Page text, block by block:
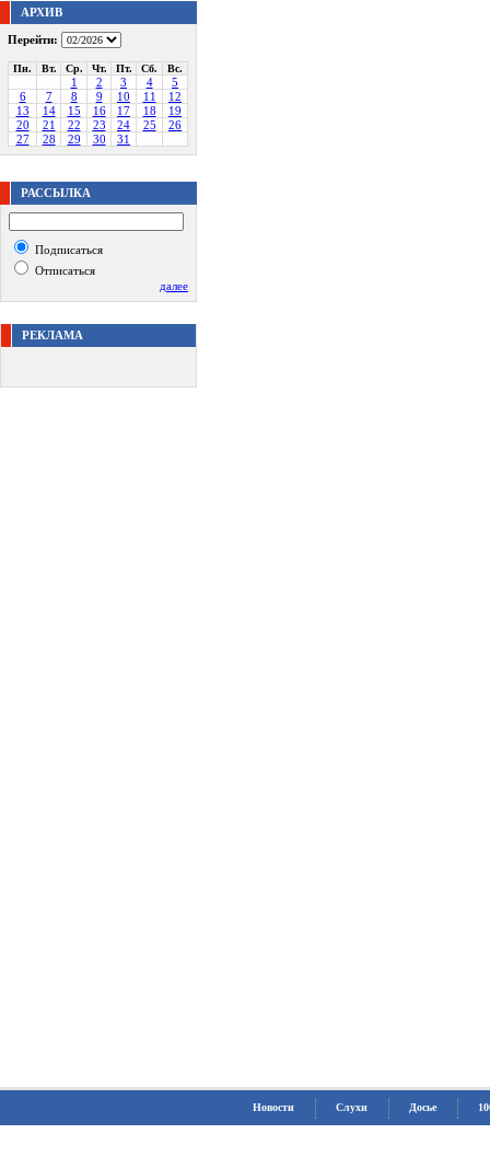
АРХИВ
Перейти:
Пн. Вт. Ср. Чт. Пт. Сб. Вс.
1 2 3 4
5
6
7 8 9 10 11
12
13
14 15 16 17 18
19
20
21 22 23 24 25
26
27
28 29 30 31
РАССЫЛКА
Подписаться
Отписаться
далее
РЕКЛАМА
Новости Слухи Досье